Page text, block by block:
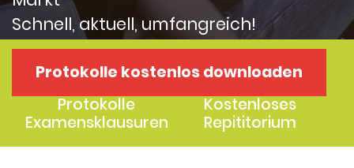
Schnell, aktuell, umfangreich!
Protokolle kostenlos downloaden
1. Examen
2. Examen
Protokolle
Examensklausuren
Kostenloses
Repititorium